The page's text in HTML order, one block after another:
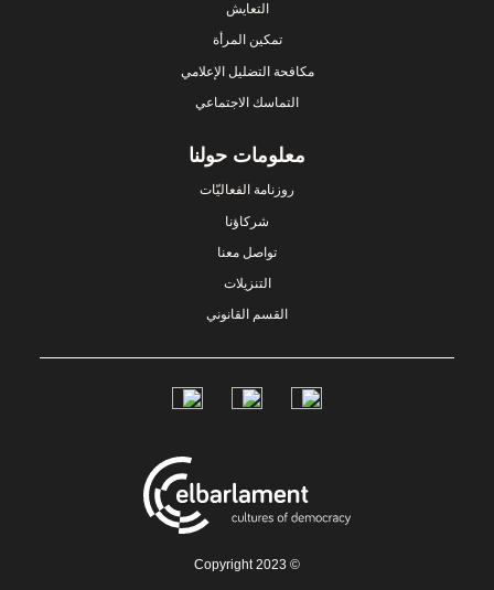
التعايش
تمكين المرأة
مكافحة التضليل الإعلامي
التماسك الاجتماعي
معلومات حولنا
روزنامة الفعاليّات
شركاؤنا
تواصل معنا
التنزيلات
القسم القانوني
© Copyright 2023